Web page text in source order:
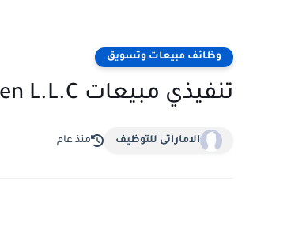
وظائف مبيعات وتسويق
تنفيذي مبيعات Mealswaala Kitchen L.L.C – دبي
الاماراتى للتوظيف منذ عام